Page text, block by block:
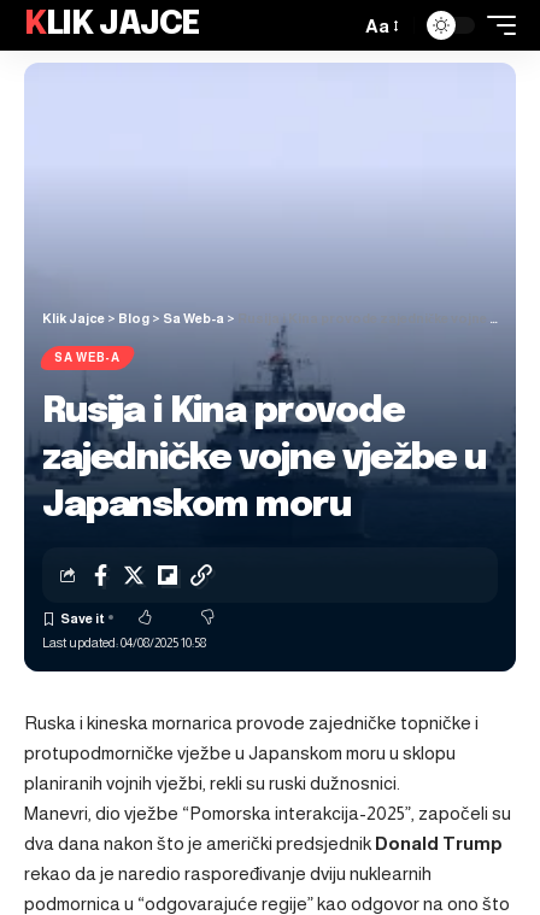
KLIK JAJCE Aa
Klik Jajce > Blog > Sa Web-a > Rusija i Kina provode zajedničke vojne vježbe u Japanskom moru
SA WEB-A
Rusija i Kina provode
zajedničke vojne vježbe u
Japanskom moru
Last updated: 04/08/2025 10:58
Ruska i kineska mornarica provode zajedničke topničke i
protupodmorničke vježbe u Japanskom moru u sklopu
planiranih vojnih vježbi, rekli su ruski dužnosnici.
Manevri, dio vježbe “Pomorska interakcija-2025”, započeli su
dva dana nakon što je američki predsjednik Donald Trump
rekao da je naredio raspoređivanje dviju nuklearnih
podmornica u “odgovarajuće regije” kao odgovor na ono što